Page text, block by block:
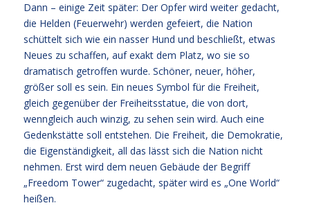
Dann – einige Zeit später: Der Opfer wird weiter gedacht,
die Helden (Feuerwehr) werden gefeiert, die Nation
schüttelt sich wie ein nasser Hund und beschließt, etwas
Neues zu schaffen, auf exakt dem Platz, wo sie so
dramatisch getroffen wurde. Schöner, neuer, höher,
größer soll es sein. Ein neues Symbol für die Freiheit,
gleich gegenüber der Freiheitsstatue, die von dort,
wenngleich auch winzig, zu sehen sein wird. Auch eine
Gedenkstätte soll entstehen. Die Freiheit, die Demokratie,
die Eigenständigkeit, all das lässt sich die Nation nicht
nehmen. Erst wird dem neuen Gebäude der Begriff
„Freedom Tower“ zugedacht, später wird es „One World“
heißen.